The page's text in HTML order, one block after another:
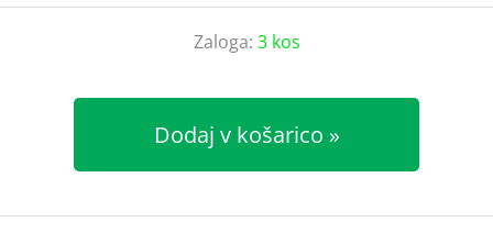
Zaloga: 3 kos
Dodaj v košarico